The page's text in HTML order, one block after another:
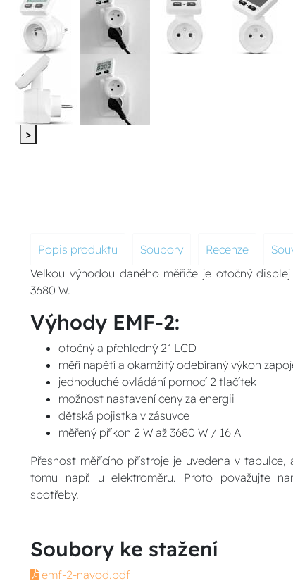
>
Popis produktu
Soubory Recenze
Velkou výhodou daného měřiče je otočný
3680 W.
Výhody EMF-2:
otočný a přehledný 2“ LCD
měří napětí a okamžitý odebíraný výkon
jednoduché ovládání pomocí 2 tlačítek
možnost nastavení ceny za energii
dětská pojistka v zásuvce
měřený příkon 2 W až 3680 W / 16 A
Přesnost měřícího přístroje je uvedena v
tomu např. u elektroměru. Proto považujte
spotřeby.
Soubory ke stažení
emf-2-navod.pdf